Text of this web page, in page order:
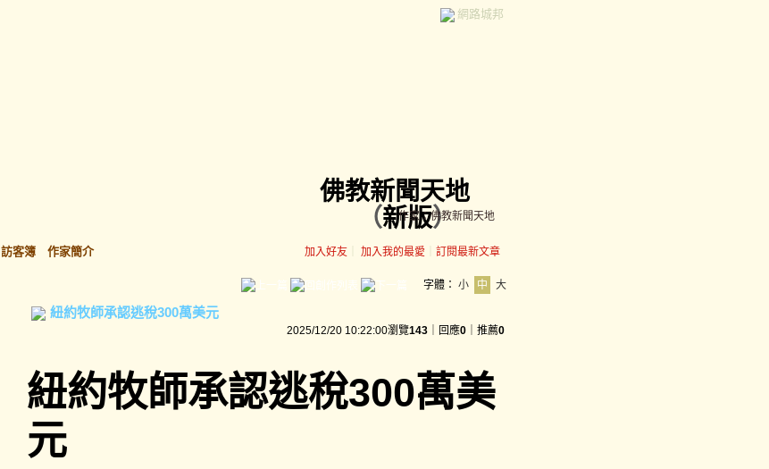
網路城邦
佛教新聞天地
（新版）
訪客簿 作家簡介 加入好友 加入我的最愛 訂閱最新文章
作家：佛教新聞天地
字體： 小 中 大
紐約牧師承認逃稅300萬美元
2025/12/20 10:22:00瀏覽143 ｜回應0 ｜推薦0
紐約牧師承認逃稅300萬美
元